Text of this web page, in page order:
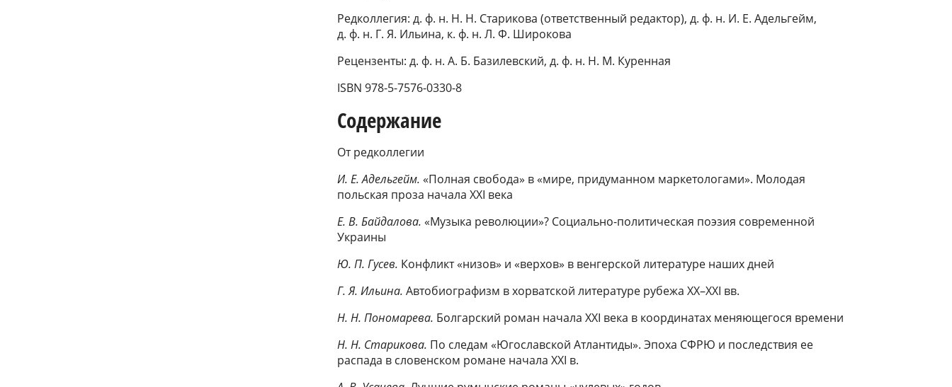
Редколлегия: д. ф. н. Н. Н. Старикова (ответственный редактор), д. ф. н. И. Е. Адельгейм,
д. ф. н. Г. Я. Ильина, к. ф. н. Л. Ф. Широкова
Рецензенты: д. ф. н. А. Б. Базилевский, д. ф. н. Н. М. Куренная
ISBN 978-5-7576-0330-8
Содержание
От редколлегии
И. Е. Адельгейм. «Полная свобода» в «мире, придуманном маркетологами». Молодая
польская проза начала ХХI века
Е. В. Байдалова. «Музыка революции»? Социально-политическая поэзия современной
Украины
Ю. П. Гусев. Конфликт «низов» и «верхов» в венгерской литературе наших дней
Г. Я. Ильина. Автобиографизм в хорватской литературе рубежа ХХ–XXI вв.
Н. Н. Пономарева. Болгарский роман начала XXI века в координатах меняющегося времени
Н. Н. Старикова. По следам «Югославской Атлантиды». Эпоха СФРЮ и последствия ее
распада в словенском романе начала XXI в.